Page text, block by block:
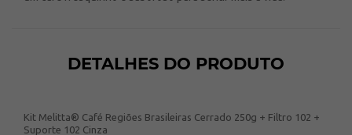
DETALHES DO PRODUTO
Kit Melitta® Café Regiões Brasileiras Cerrado 250g + Filtro 102 +
Suporte 102 Cinza